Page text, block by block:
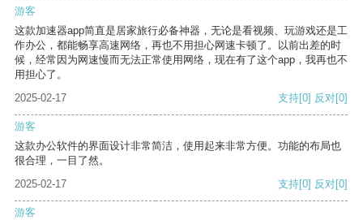
游客
这款加速器app简直是居家旅行必备神器，无论是看视频、玩游戏还是工
作办公，都能畅享高速网络，再也不用担心网速卡顿了。以前出差的时
候，经常因为网速慢而无法正常使用网络，现在有了这个app，我再也不
用担心了。
2025-02-17
支持[0] 反对[0]
游客
这款办公软件的界面设计非常简洁，使用起来非常方便。功能的布局也
很合理，一目了然。
2025-02-17
支持[0] 反对[0]
游客